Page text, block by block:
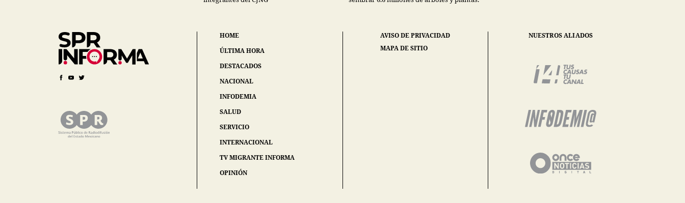
HOME
ÚLTIMA HORA
DESTACADOS
NACIONAL
INFODEMIA
SALUD
SERVICIO
INTERNACIONAL
TV MIGRANTE INFORMA
OPINIÓN
AVISO DE PRIVACIDAD
MAPA DE SITIO
NUESTROS ALIADOS